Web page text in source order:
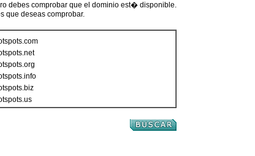
debes comprobar que el dominio est� disponible.
que deseas comprobar.